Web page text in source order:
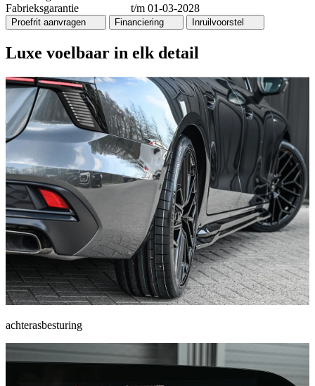
Fabrieksgarantie
t/m 01-03-2028
Proefrit aanvragen Financiering Inruilvoorstel
Luxe voelbaar in elk detail
achterasbesturing